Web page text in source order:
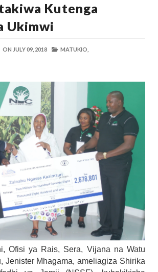
KANDA YA KATI YATOA WITO
WASIRA AWAPONGEZA NA
UTALII KIDIJITALI NDIO HABARI YA
MSUMBA-
WANAFUNZI WA MTEMI MAZENGO
MSUMBA- Aug 07 2026
AITAKA FCC KUWAFIKIA WANANCHI
Sonna Aug 07 2026
BOT YAZINDUA KIELELEZO CHA
OSCAR ASSENGA Aug 07 2026
YASISITIZA UBORA WA BIDHAA KUWA
Sonna-Aug 07 2026
Kutenga
Ukimwi
ON JULY 09, 2018 MATUKIO,
Ofisi ya Rais, Sera, Vijana na Watu
Jenister Mhagama, ameliagiza Shirika